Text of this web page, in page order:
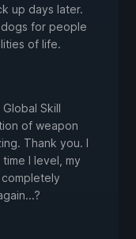
up days later.
for people
of life.
Skill
of weapon
Thank you. I
I level, my